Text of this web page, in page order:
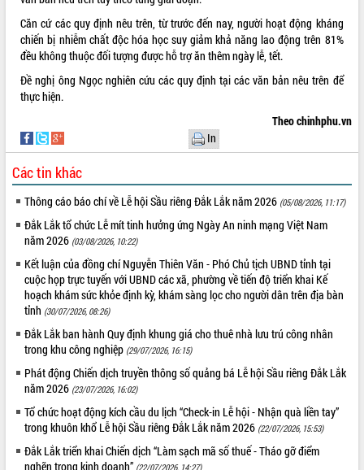
Căn cứ các quy định nêu trên, từ trước đến nay, người hoạt động kháng
chiến bị nhiễm chất độc hóa học suy giảm khả năng lao động trên 81%
đều không thuộc đối tượng được hỗ trợ ăn thêm ngày lễ, tết.
Đề nghị ông Ngọc nghiên cứu các quy định tại các văn bản nêu trên để
thực hiện.
Theo chinhphu.vn
In
Các tin khác
Thông cáo báo chí về Lễ hội Sầu riêng Đắk Lắk năm 2026 (05/08/2026, 11:17)
Đắk Lắk tổ chức Lễ mít tinh hưởng ứng Ngày An ninh mạng Việt Nam
năm 2026 (03/08/2026, 10:22)
Kết luận của đồng chí Nguyễn Thiên Văn - Phó Chủ tịch UBND tỉnh tại
cuộc họp trực tuyến với UBND các xã, phường về tiến độ triển khai Kế
hoạch khám sức khỏe định kỳ, khám sàng lọc cho người dân trên địa bàn
tỉnh (30/07/2026, 08:26)
Đắk Lắk ban hành Quy định khung giá cho thuê nhà lưu trú công nhân
trong khu công nghiệp (29/07/2026, 16:15)
Phát động Chiến dịch truyền thông số quảng bá Lễ hội Sầu riêng Đắk Lắk
năm 2026 (23/07/2026, 16:02)
Tổ chức hoạt động kích cầu du lịch “Check-in Lễ hội - Nhận quà liền tay”
trong khuôn khổ Lễ hội Sầu riêng Đắk Lắk năm 2026 (22/07/2026, 15:53)
Đắk Lắk triển khai Chiến dịch “Làm sạch mã số thuế - Tháo gỡ điểm
nghẽn trong kinh doanh” (22/07/2026, 14:27)